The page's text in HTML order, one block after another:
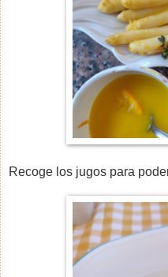
Recoge los jugos para